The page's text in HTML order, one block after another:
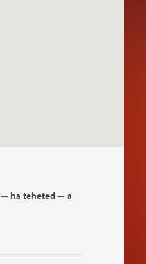
ha teheted — a